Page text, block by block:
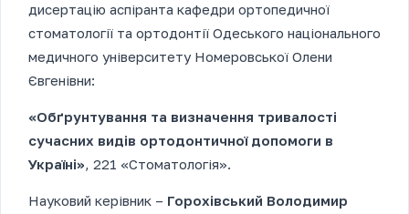
дисертацію аспіранта кафедри ортопедичної
стоматології та ортодонтії Одеського національного
медичного університету Номеровської Олени
Євгенівни:
«Обґрунтування та визначення тривалості
сучасних видів ортодонтичної допомоги в
Україні», 221 «Стоматологія».
Науковий керівник – Горохівський Володимир